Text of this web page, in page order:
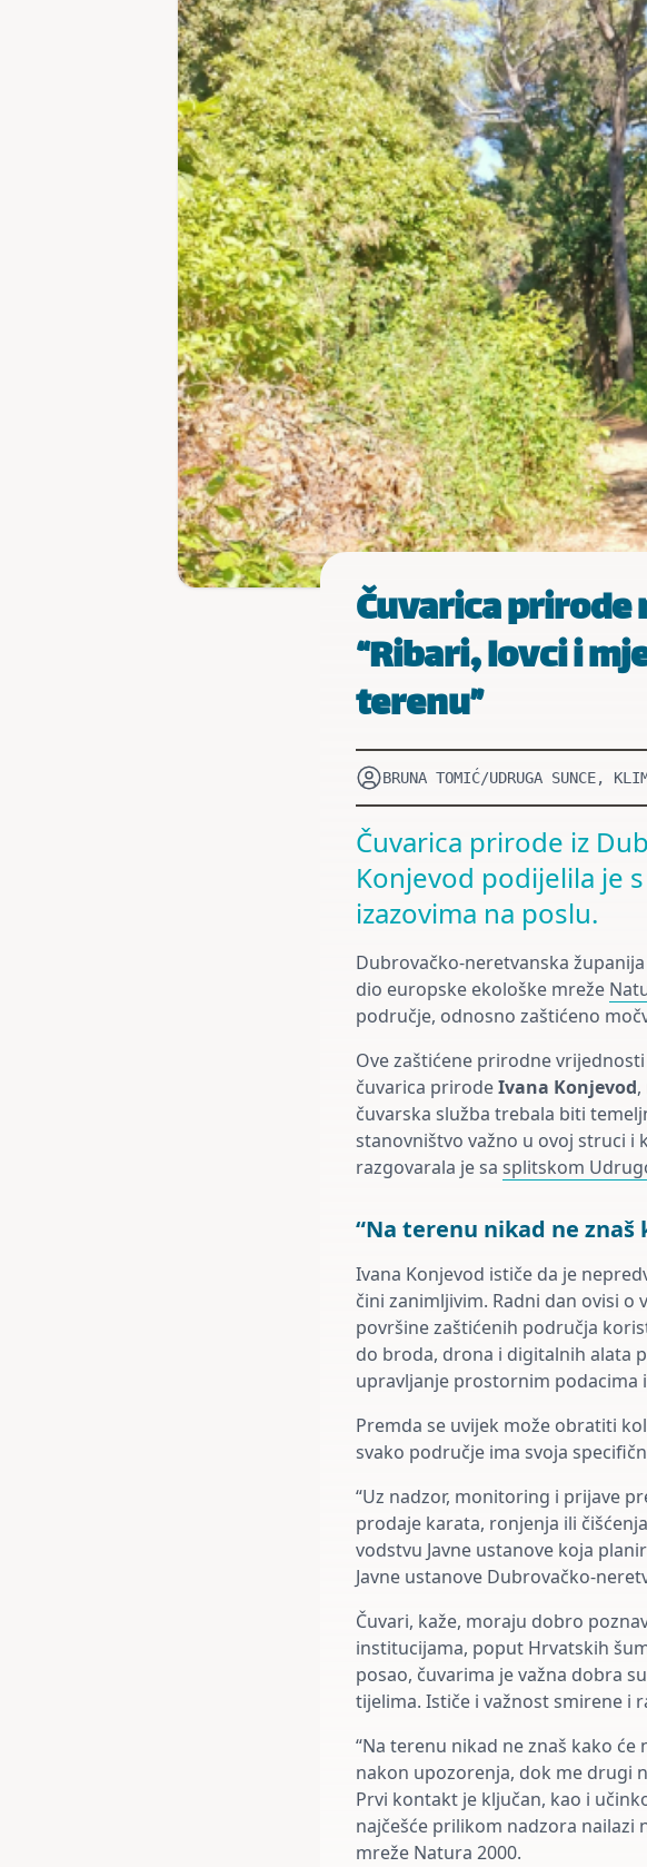
Čuvarica
“Ribari, lovci i
terenu”
BRUNA TOMIĆ/UDRUGA SUNCE,
Čuvarica prirode iz
Konjevod podijelila je
izazovima na poslu.
Dubrovačko-neretvanska
dio europske ekološke mreže
područje, odnosno zaštićeno
Ove zaštićene prirodne
čuvarica prirodeIvana Konjevod
čuvarska služba trebala biti
stanovništvo važno u ovoj struci i
razgovarala je sa splitskom
“Na terenu nikad ne
Ivana Konjevod ističe da je
čini zanimljivim. Radni dan ovisi
površine zaštićenih područja
do broda, drona i digitalnih alata
upravljanje prostornim podacima
Premda se uvijek može obratiti
svako područje ima svoja
“Uz nadzor, monitoring i prijave
prodaje karata, ronjenja ili
vodstvu Javne ustanove koja
Javne ustanove Dubrovačko-
Čuvari, kaže, moraju dobro
institucijama, poput Hrvatskih
posao, čuvarima je važna dobra
tijelima. Ističe i važnost smirene i
“Na terenu nikad ne znaš kako
nakon upozorenja, dok me drugi
Prvi kontakt je ključan, kao i
najčešće prilikom nadzora
mreže Natura 2000.